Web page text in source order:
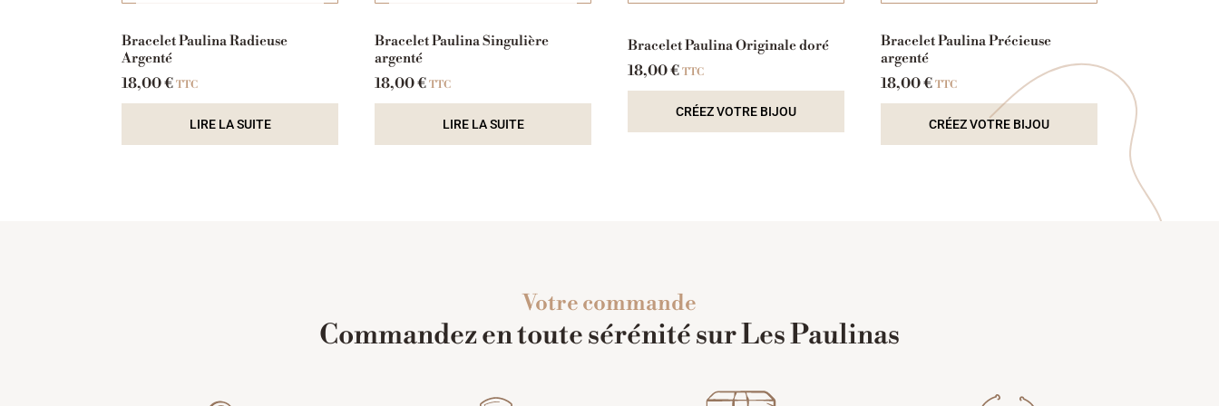
Bracelet Paulina Radieuse
Argenté
18,00€ TTC
LIRE LA SUITE
Bracelet Paulina Singulière
argenté
18,00€ TTC
LIRE LA SUITE
Bracelet Paulina Originale doré
18,00€ TTC
CRÉEZ VOTRE BIJOU
Bracelet Paulina Précieuse
argenté
18,00€ TTC
CRÉEZ VOTRE BIJOU
Votre commande
Commandez en toute sérénité sur Les Paulinas